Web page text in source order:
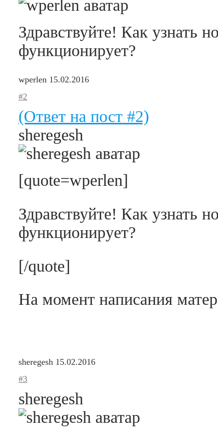
Здравствуйте! Как узнать
функционирует?
wperlen 15.02.2016
#2
(Ответ на пост #2)
sheregesh
[quote=wperlen]
Здравствуйте! Как узнать
функционирует?
[/quote]
На момент написания
sheregesh 15.02.2016
#3
sheregesh